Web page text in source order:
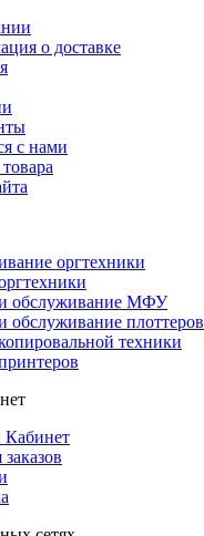
о доставке
с нами
оргтехники
обслуживание МФУ
обслуживание плоттеров
техники